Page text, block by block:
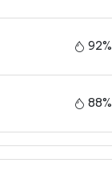
92%
88%